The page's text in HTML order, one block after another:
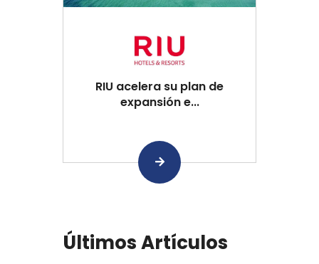
RIU acelera su plan de
expansión e...
Últimos Artículos